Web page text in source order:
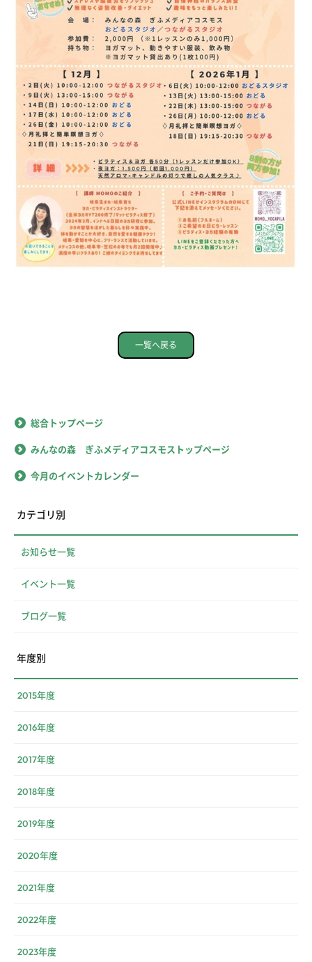
一覧へ戻る
総合トップページ
みんなの森 ぎふメディアコスモストップページ
今月のイベントカレンダー
カテゴリ別
お知らせ一覧
イベント一覧
ブログ一覧
年度別
2015年度
2016年度
2017年度
2018年度
2019年度
2020年度
2021年度
2022年度
2023年度